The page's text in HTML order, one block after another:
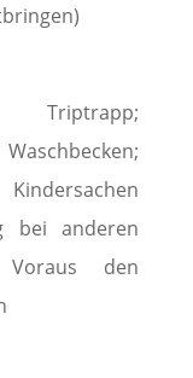
Triptrapp;
bei anderen
den